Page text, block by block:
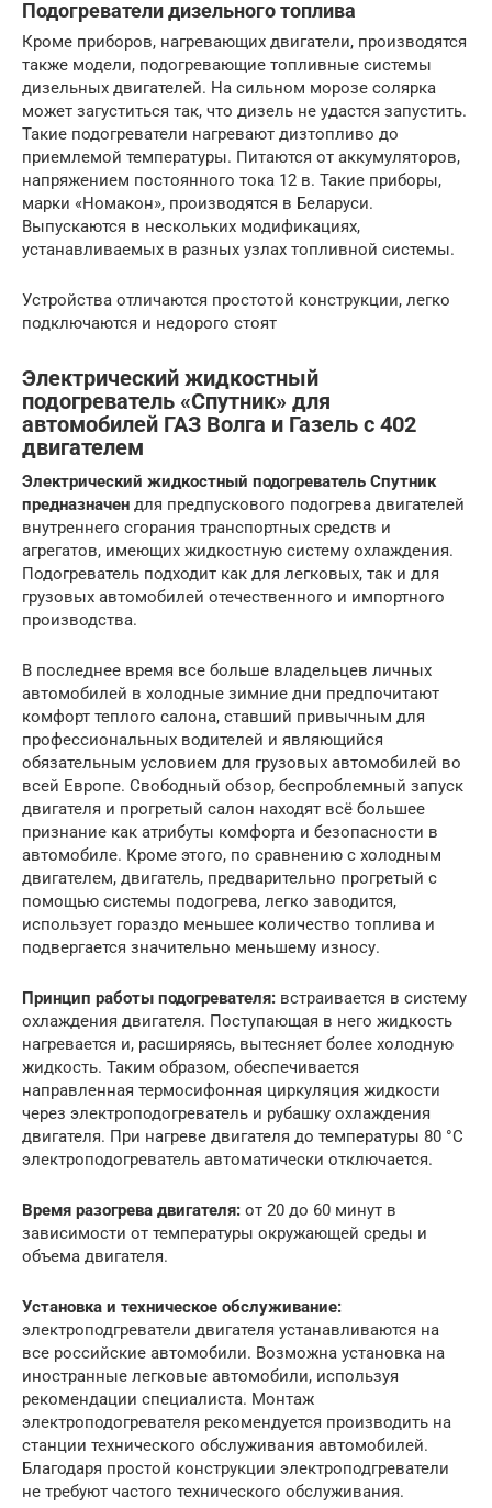
Подогреватели дизельного топлива
Кроме приборов, нагревающих двигатели, производятся
также модели, подогревающие топливные системы
дизельных двигателей. На сильном морозе солярка
может загуститься так, что дизель не удастся запустить.
Такие подогреватели нагревают дизтопливо до
приемлемой температуры. Питаются от аккумуляторов,
напряжением постоянного тока 12 в. Такие приборы,
марки «Номакон», производятся в Беларуси.
Выпускаются в нескольких модификациях,
устанавливаемых в разных узлах топливной системы.
Устройства отличаются простотой конструкции, легко
подключаются и недорого стоят
Электрический жидкостный
подогреватель «Спутник» для
автомобилей ГАЗ Волга и Газель с 402
двигателем
Электрический жидкостный подогреватель Спутник
предназначен для предпускового подогрева двигателей
внутреннего сгорания транспортных средств и
агрегатов, имеющих жидкостную систему охлаждения.
Подогреватель подходит как для легковых, так и для
грузовых автомобилей отечественного и импортного
производства.
В последнее время все больше владельцев личных
автомобилей в холодные зимние дни предпочитают
комфорт теплого салона, ставший привычным для
профессиональных водителей и являющийся
обязательным условием для грузовых автомобилей во
всей Европе. Свободный обзор, беспроблемный запуск
двигателя и прогретый салон находят всё большее
признание как атрибуты комфорта и безопасности в
автомобиле. Кроме этого, по сравнению с холодным
двигателем, двигатель, предварительно прогретый с
помощью системы подогрева, легко заводится,
использует гораздо меньшее количество топлива и
подвергается значительно меньшему износу.
Принцип работы подогревателя: встраивается в систему
охлаждения двигателя. Поступающая в него жидкость
нагревается и, расширяясь, вытесняет более холодную
жидкость. Таким образом, обеспечивается
направленная термосифонная циркуляция жидкости
через электроподогреватель и рубашку охлаждения
двигателя. При нагреве двигателя до температуры 80 °С
электроподогреватель автоматически отключается.
Время разогрева двигателя: от 20 до 60 минут в
зависимости от температуры окружающей среды и
объема двигателя.
Установка и техническое обслуживание:
электроподгреватели двигателя устанавливаются на
все российские автомобили. Возможна установка на
иностранные легковые автомобили, используя
рекомендации специалиста. Монтаж
электроподогревателя рекомендуется производить на
станции технического обслуживания автомобилей.
Благодаря простой конструкции электроподгреватели
не требуют частого технического обслуживания.